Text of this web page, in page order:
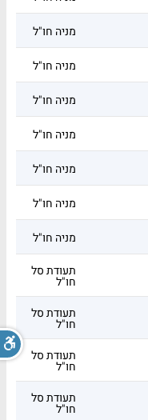
מניה חו"ל
מניה חו"ל
מניה חו"ל
מניה חו"ל
מניה חו"ל
מניה חו"ל
מניה חו"ל
תעודת סל
חו"ל
תעודת סל
חו"ל
תעודת סל
חו"ל
תעודת סל
חו"ל